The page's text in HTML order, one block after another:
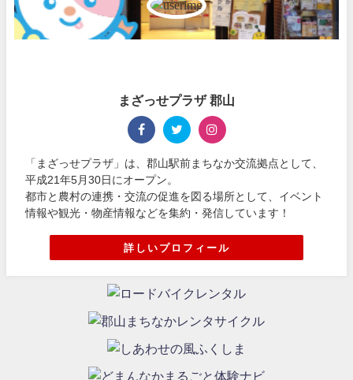
まざっせプラザ 郡山
「まざっせプラザ」は、郡山駅前まちなか交流拠点として、
平成21年5月30日にオープン。
都市と農村の連携・交流の促進を図る場所として、イベント
情報や観光・物産情報などを集約・発信しています！
詳しいプロフィール